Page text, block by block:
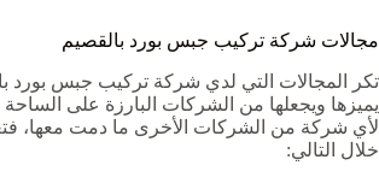
مجالات شركة تركيب جبس بورد بالقصيم
تكر المجالات التي لدي شركة تركيب جبس بورد
يميزها ويجعلها من الشركات البارزة على
لأي شركة من الشركات الأخرى ما دمت معها،
خلال التالي: